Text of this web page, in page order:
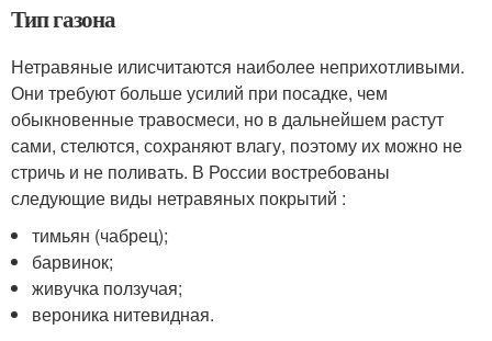
Тип газона
Нетравяные илисчитаются наиболее неприхотливыми.
Они требуют больше усилий при посадке, чем
обыкновенные травосмеси, но в дальнейшем растут
сами, стелются, сохраняют влагу, поэтому их можно не
стричь и не поливать. В России востребованы
следующие виды нетравяных покрытий :
тимьян (чабрец);
барвинок;
живучка ползучая;
вероника нитевидная.